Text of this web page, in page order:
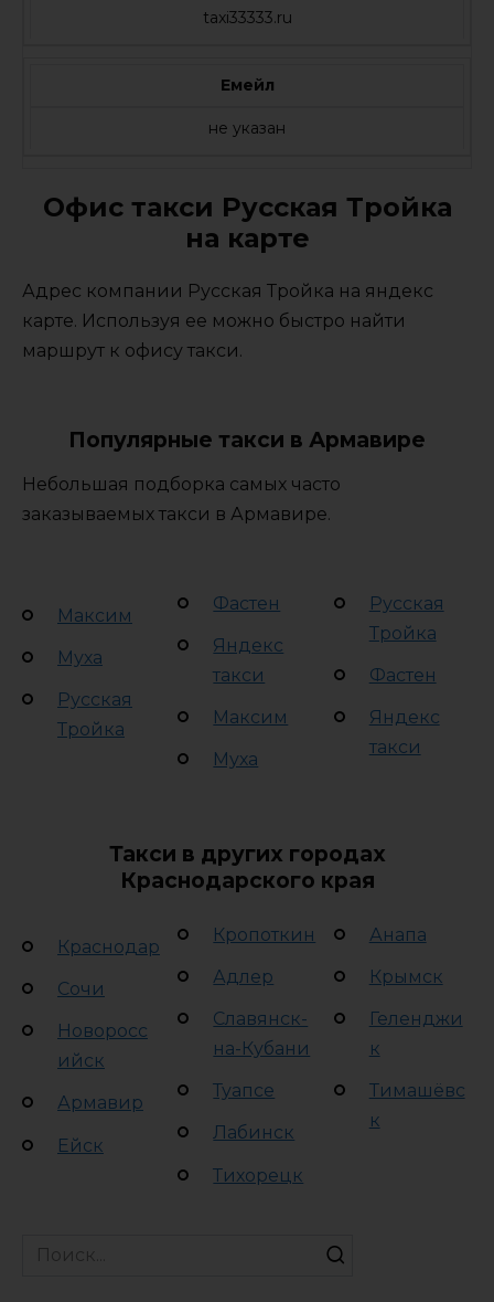
taxi33333.ru
Емейл
не указан
Офис такси Русская Тройка
на карте
Адрес компании Русская Тройка на яндекс
карте. Используя ее можно быстро найти
маршрут к офису такси.
Популярные такси в Армавире
Небольшая подборка самых часто
заказываемых такси в Армавире.
Максим
Муха
Русская
Тройка
Фастен
Яндекс
такси
Максим
Муха
Русская
Тройка
Фастен
Яндекс
такси
Такси в других городах
Краснодарского края
Краснодар
Сочи
Новоросс
ийск
Армавир
Ейск
Кропоткин
Адлер
Славянск-
на-Кубани
Туапсе
Лабинск
Тихорецк
Анапа
Крымск
Геленджи
к
Тимашёвс
к
Search